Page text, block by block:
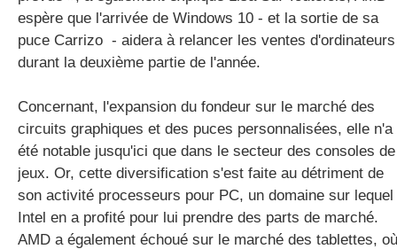
espère que l'arrivée de Windows 10 - et la sortie de sa
puce Carrizo - aidera à relancer les ventes d'ordinateurs
durant la deuxième partie de l'année.
Concernant, l'expansion du fondeur sur le marché des
circuits graphiques et des puces personnalisées, elle n'a
été notable jusqu'ici que dans le secteur des consoles de
jeux. Or, cette diversification s'est faite au détriment de
son activité processeurs pour PC, un domaine sur lequel
Intel en a profité pour lui prendre des parts de marché.
AMD a également échoué sur le marché des tablettes, où